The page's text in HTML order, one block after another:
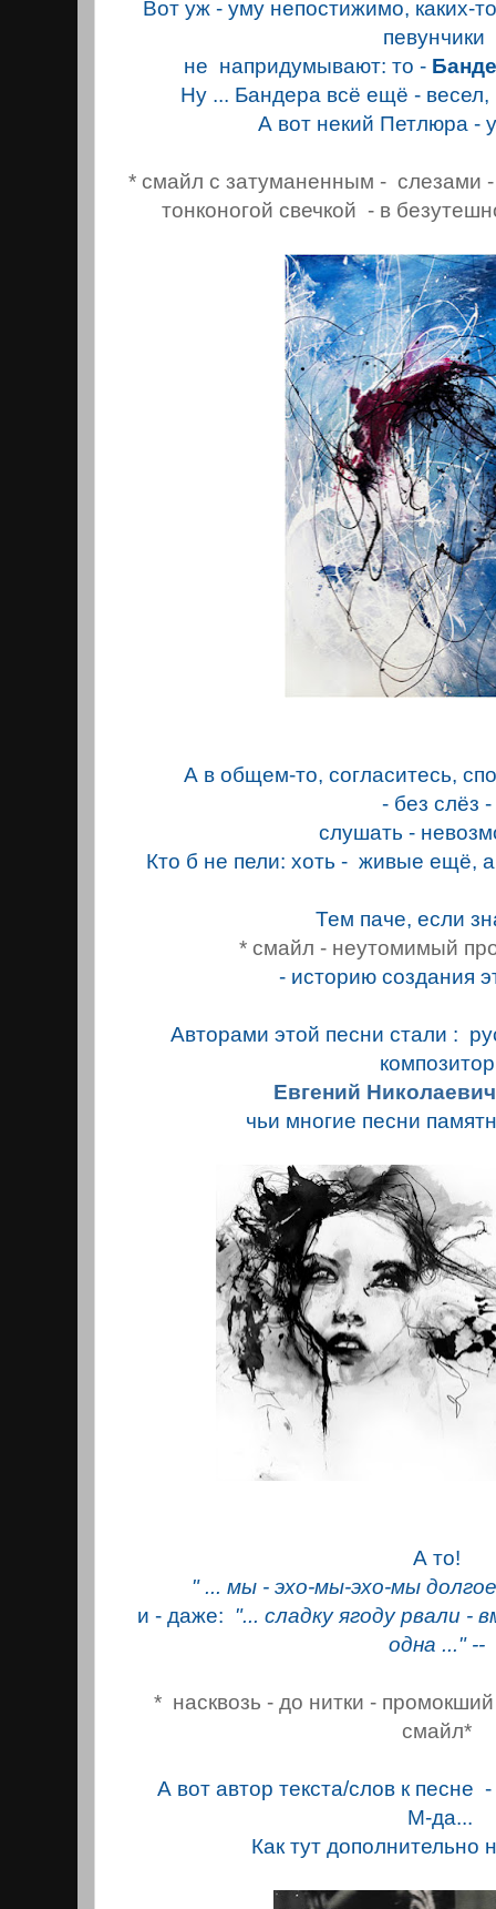
Вот уж - уму непостижимо, каких-
певунчики
не напридyмывают: то -
Ну ... Бандера всё ещё -
А вот некий Петлюра -
* смайл с затуманенным -
тонконогой свечкой - в
А в общем-то, согласитесь,
- без слёз -
слушать -
Кто б нe пели: хоть - живые ещё,
Тем паче, если
* смайл - неутомимый
- историю создания
Авторами этой песни стали :
композитор
Евгений
чьи многие песни
А то!
" ... мы - эхо-мы-эхо-мы
и - даже: "... сладку ягоду рвали -
одна ..." --
* насквозь- до нитки -
смайл*
А вот автор текста/слов к песне
М-да...
Как тут дополнительно